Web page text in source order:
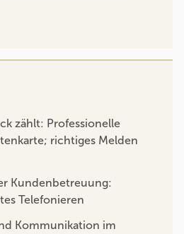
zählt: Professionelle
richtiges Melden
Kundenbetreuung:
Telefonieren
Kommunikation im